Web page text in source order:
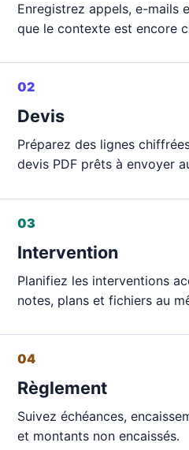
Enregistrez appels, e-mails
que le contexte est encore
02
Devis
Préparez des lignes
devis PDF prêts à envoyer
03
Intervention
Planifiez les interventions
notes, plans et fichiers au
04
Règlement
Suivez échéances,
et montants non encaissés.